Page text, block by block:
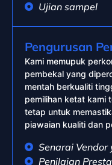
Ujian sampel
Pengurusan
Kami memupuk
pembekal yang
mentah berkualiti
pemilihan ketat kami
tetap untuk
piawaian kualiti dan
Senarai Vendor
Penilaian